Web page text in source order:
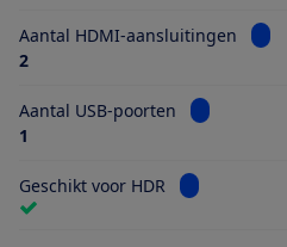
Aantal HDMI-aansluitingen
2
Aantal USB-poorten
Bekijk
1
Geschikt voor HDR Bekijk